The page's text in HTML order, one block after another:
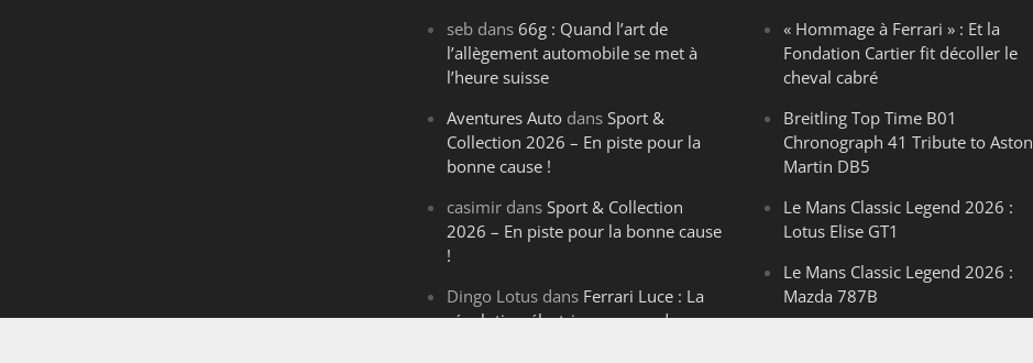
seb dans66g : Quand l’art de
l’allègement automobile se met à
l’heure suisse
Aventures Auto dansSport &
Collection 2026 – En piste pour la
bonne cause !
casimir dansSport & Collection
2026 – En piste pour la bonne cause
!
Dingo Lotus dans Ferrari Luce : La
révolution électrique venue de
« Hommage à Ferrari » : Et la
Fondation Cartier fit décoller le
cheval cabré
Breitling Top Time B01
Chronograph 41 Tribute to Aston
Martin DB5
Le Mans Classic Legend 2026 :
Lotus Elise GT1
Le Mans Classic Legend 2026 :
Mazda 787B